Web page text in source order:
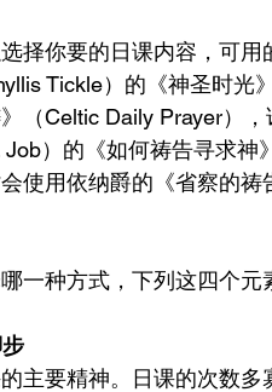
择你要的日课内容，可
Tickle）的《神圣时光
（Celtic Daily Prayer）
Job）的《如何祷告寻求神
使用依纳爵的《省察的
一种方式，下列这四个元
主要精神。日课的次数